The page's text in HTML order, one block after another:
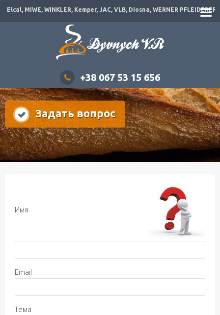
Diosna, WERNER PFLEIDERER, Rollfix, Frits, Rondo Doge, Canol, Disval
+38 067 53 15 656
Задать вопрос
Имя
Email
Тема